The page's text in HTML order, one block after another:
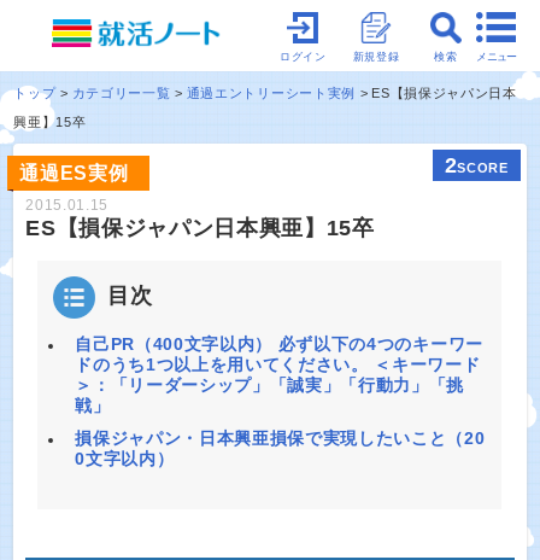
メニュー
検索
新規登録
ログイン
トップ カテゴリー一覧 通過エントリーシート実例
ES【損保ジャパン日本
興亜】15卒
通過ES実例 2SCORE
2015.01.15
ES【損保ジャパン日本興亜】15卒
目次
自己PR（400文字以内） 必ず以下の4つのキーワー
ドのうち1つ以上を用いてください。 ＜キーワード
＞：「リーダーシップ」「誠実」「行動力」「挑
戦」
損保ジャパン・日本興亜損保で実現したいこと（20
0文字以内）